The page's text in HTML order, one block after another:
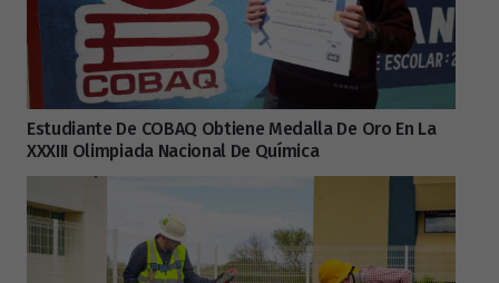
Estudiante De COBAQ Obtiene Medalla De Oro En La
XXXIII Olimpiada Nacional De Química